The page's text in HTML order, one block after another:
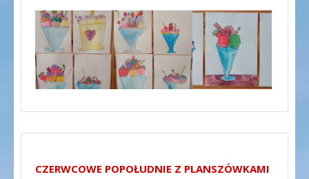
CZERWCOWE POPOŁUDNIE Z PLANSZÓWKAMI